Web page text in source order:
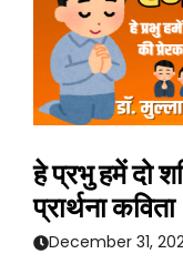
हे प्रभु हमें दो
प्रार्थना कविता
December 31,